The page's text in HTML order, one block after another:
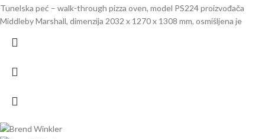
Tunelska peć – walk-through pizza oven, model PS224 proizvođača
Middleby Marshall, dimenzija 2032 x 1270 x 1308 mm, osmišljena je